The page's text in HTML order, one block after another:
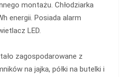
montażu. Chłodziarka
energii. Posiada alarm
LED.
zagospodarowane z
na jajka, półki na butelki i